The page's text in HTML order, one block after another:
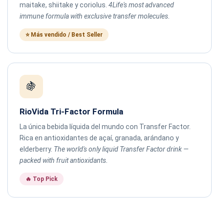
maitake, shiitake y coriolus. 4Life's most advanced
immune formula with exclusive transfer molecules.
⭐ Más vendido / Best Seller
🍇
RioVida Tri-Factor Formula
La única bebida líquida del mundo con Transfer Factor.
Rica en antioxidantes de açaí, granada, arándano y
elderberry. The world's only liquid Transfer Factor drink —
packed with fruit antioxidants.
🔥 Top Pick